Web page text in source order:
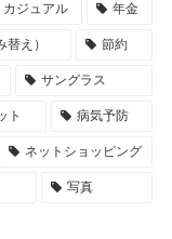
カジュアル 年金
え） 節約
サングラス
ト 病気予防
ネットショッピング
写真